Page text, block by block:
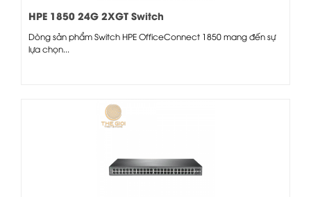
HPE 1850 24G 2XGT Switch
Dòng sản phẩm Switch HPE OfficeConnect 1850 mang đến sự
lựa chọn...